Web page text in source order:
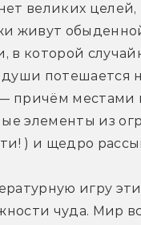
великих целей,
живут
которой
души потешается
причём местами
элементы из
) и щедро
игру
чуда. Мир